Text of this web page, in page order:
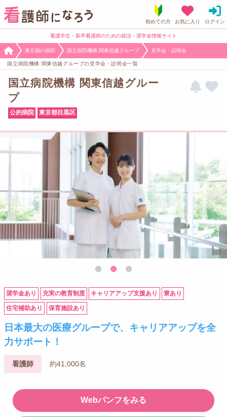
看護学生・新卒看護師のための就活・奨学金情報サイト
東京都の病院 国立病院機構 関東信越グループ 見学会・説明会
国立病院機構 関東信越グループの見学会・説明会一覧
国立病院機構 関東信越グルー
プ
公的病院 東京都目黒区
奨学金あり 充実の教育制度 キャリアアップ支援あり 寮あり
住宅補助あり 保育施設あり
日本最大の医療グループで、キャリアアップを全
力サポート！
看護師 約41,000名
Webパンフをみる